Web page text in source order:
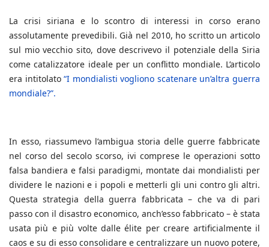
La crisi siriana e lo scontro di interessi in corso erano
assolutamente prevedibili. Già nel 2010, ho scritto un articolo
sul mio vecchio sito, dove descrivevo il potenziale della Siria
come catalizzatore ideale per un conflitto mondiale. L’articolo
era intitolato“I mondialisti vogliono scatenare un’altra guerra
mondiale?”.
In esso, riassumevo l’ambigua storia delle guerre fabbricate
nel corso del secolo scorso, ivi comprese le operazioni sotto
falsa bandiera e falsi paradigmi, montate dai mondialisti per
dividere le nazioni e i popoli e metterli gli uni contro gli altri.
Questa strategia della guerra fabbricata – che va di pari
passo con il disastro economico, anch’esso fabbricato – è stata
usata più e più volte dalle élite per creare artificialmente il
caos e su di esso consolidare e centralizzare un nuovo potere,